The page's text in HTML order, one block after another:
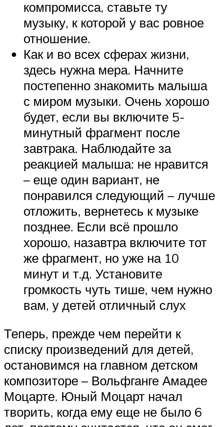
компромисса, ставьте ту
музыку, к которой у вас ровное
отношение.
Как и во всех сферах жизни,
здесь нужна мера. Начните
постепенно знакомить малыша
с миром музыки. Очень хорошо
будет, если вы включите 5-
минутный фрагмент после
завтрака. Наблюдайте за
реакцией малыша: не нравится
– еще один вариант, не
понравился следующий – лучше
отложить, вернетесь к музыке
позднее. Если всё прошло
хорошо, назавтра включите тот
же фрагмент, но уже на 10
минут и т.д. Установите
громкость чуть тише, чем нужно
вам, у детей отличный слух
Теперь, прежде чем перейти к
списку произведений для детей,
остановимся на главном детском
композиторе – Вольфганге Амадее
Моцарте. Юный Моцарт начал
творить, когда ему еще не было 6